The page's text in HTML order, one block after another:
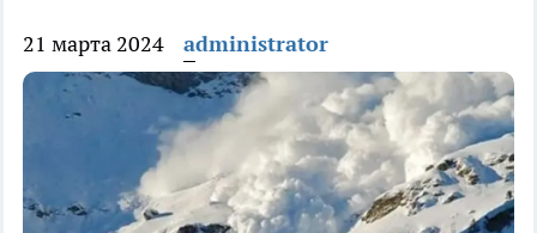
21 марта 2024 administrator